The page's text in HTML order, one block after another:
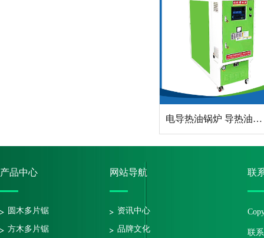
电导热油锅炉 导热油加热器
产品中心
圆木多片锯
方木多片锯
网站导航
资讯中心
品牌文化
联
联